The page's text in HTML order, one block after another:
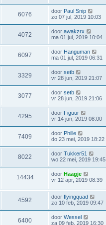
6076 door Paul Snip
zo 07 jul, 2019 10:03
4072 door awakzrx
ma 01 jul, 2019 10:04
6097 door Hanguman
ma 01 jul, 2019 06:31
3329 door setb
vr 28 jun, 2019 21:07
3077 door setb
vr 28 jun, 2019 21:06
4295 door Figuur
vr 14 jun, 2019 08:00
7409 door Phille
do 23 mei, 2019 18:22
8022 door Tukker51
wo 22 mei, 2019 19:45
14434 door Haagje
vr 12 apr, 2019 08:39
4592 door flyingquad
zo 10 feb, 2019 09:47
6400 door Wessel
za 09 feb, 2019 16:30